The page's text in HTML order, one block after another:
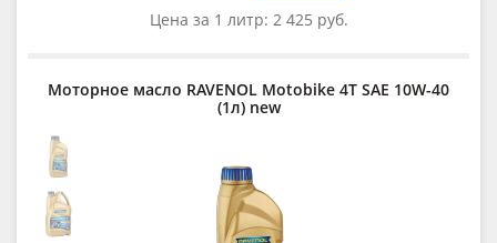
Цена за 1 литр: 2 425 руб.
Моторное масло RAVENOL Motobike 4T SAE 10W-40
(1л) new